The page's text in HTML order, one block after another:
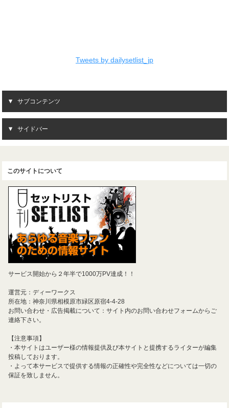
Tweets by dailysetlist_jp
サブコンテンツ
サイドバー
このサイトについて
サービス開始から２年半で1000万PV達成！！
運営元：ディーワークス
所在地：神奈川県相模原市緑区原宿4-4-28
お問い合わせ・広告掲載について：サイト内のお問い合わせフォームからご
連絡下さい。
【注意事項】
・本サイトはユーザー様の情報提供及び本サイトと提携するライターが編集
投稿しております。
・よって本サービスで提供する情報の正確性や完全性などについては一切の
保証を致しません。